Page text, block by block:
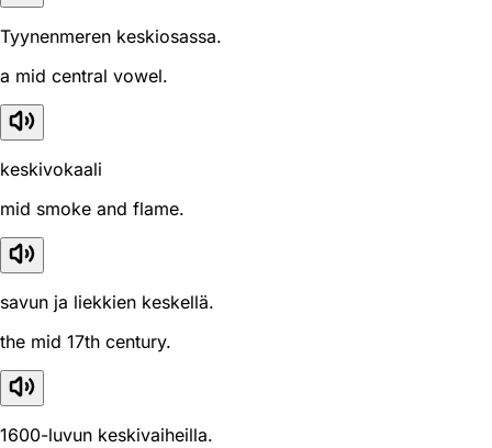
Tyynenmeren keskiosassa.
a mid central vowel.
keskivokaali
mid smoke and flame.
savun ja liekkien keskellä.
the mid 17th century.
1600-luvun keskivaiheilla.